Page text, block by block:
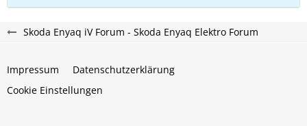
Skoda Enyaq iV Forum - Skoda Enyaq Elektro Forum
Impressum
Datenschutzerklärung
Cookie Einstellungen